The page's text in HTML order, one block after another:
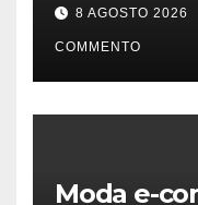
8 AGOSTO 2026
COMMENTO
Moda e-